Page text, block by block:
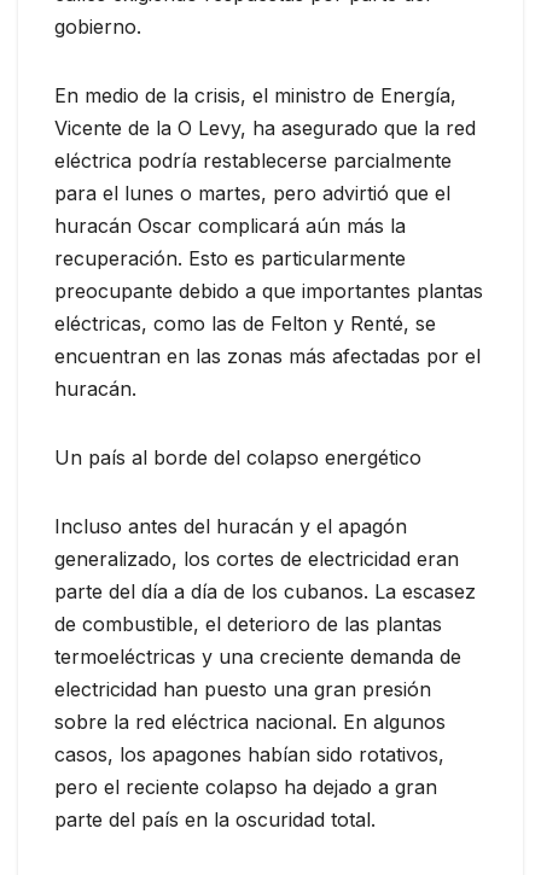
gobierno.
En medio de la crisis, el ministro de Energía,
Vicente de la O Levy, ha asegurado que la red
eléctrica podría restablecerse parcialmente
para el lunes o martes, pero advirtió que el
huracán Oscar complicará aún más la
recuperación. Esto es particularmente
preocupante debido a que importantes plantas
eléctricas, como las de Felton y Renté, se
encuentran en las zonas más afectadas por el
huracán.
Un país al borde del colapso energético
Incluso antes del huracán y el apagón
generalizado, los cortes de electricidad eran
parte del día a día de los cubanos. La escasez
de combustible, el deterioro de las plantas
termoeléctricas y una creciente demanda de
electricidad han puesto una gran presión
sobre la red eléctrica nacional. En algunos
casos, los apagones habían sido rotativos,
pero el reciente colapso ha dejado a gran
parte del país en la oscuridad total.